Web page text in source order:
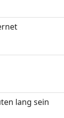
lang sein